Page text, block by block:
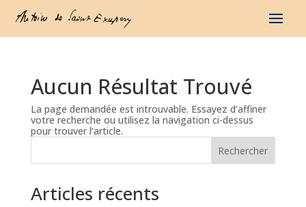
Aucun Résultat Trouvé
La page demandée est introuvable. Essayez d’affiner
votre recherche ou utilisez la navigation ci-dessus
pour trouver l’article.
Rechercher
Articles récents